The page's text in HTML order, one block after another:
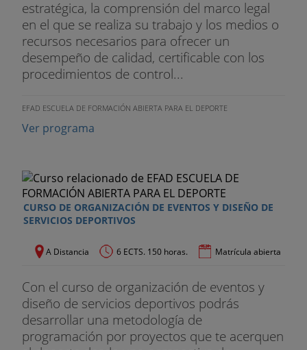
estratégica, la comprensión del marco legal
en el que se realiza su trabajo y los medios o
recursos necesarios para ofrecer un
desempeño de calidad, certificable con los
procedimientos de control...
EFAD ESCUELA DE FORMACIÓN ABIERTA PARA EL DEPORTE
Ver programa
CURSO DE ORGANIZACIÓN DE EVENTOS Y DISEÑO DE
SERVICIOS DEPORTIVOS
A Distancia 6 ECTS. 150 horas. Matrícula abierta
Con el curso de organización de eventos y
diseño de servicios deportivos podrás
desarrollar una metodología de
programación por proyectos que te acerquen